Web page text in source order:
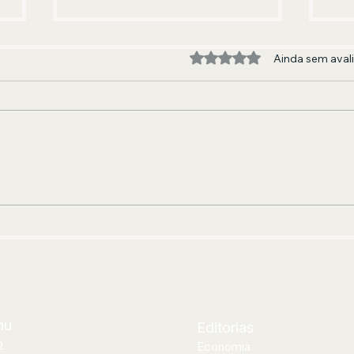
Avaliado com 0 de 5
Ainda sem